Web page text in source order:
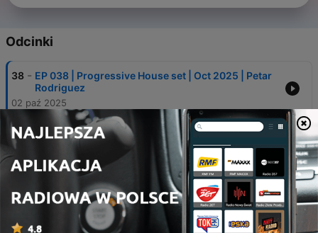
Odcinki
38 - EP 038 | Progressive House set | Oct 2025 | Petar
Rodriguez
02 paź 2025
37 -
EP 037 | Progressive House set | July 2025 | Petar
Rodriguez
11 lip 2025
EP 036 | Progressive House set | May 2025 | Petar
Rodriguez